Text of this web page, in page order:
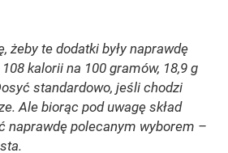
żeby te dodatki były naprawdę
kalorii na 100 gramów, 18,9 g
standardowo, jeśli chodzi
Ale biorąc pod uwagę skład
naprawdę polecanym wyborem –